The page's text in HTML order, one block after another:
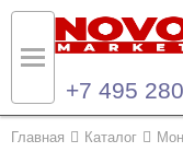
+7 495
Главная Каталог
Назад
Назад